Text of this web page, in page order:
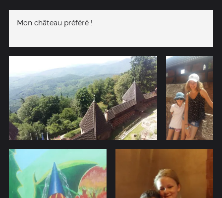
Mon château préféré !